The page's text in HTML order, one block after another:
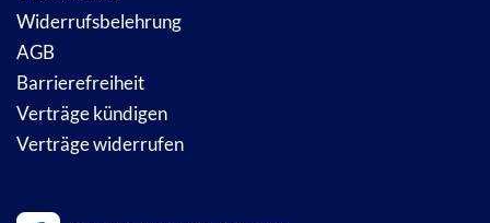
Widerrufsbelehrung
AGB
Barrierefreiheit
Verträge kündigen
Verträge widerrufen